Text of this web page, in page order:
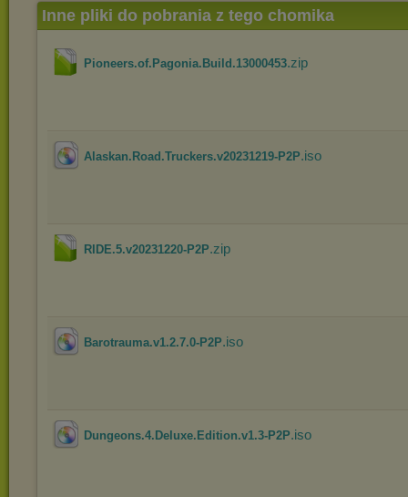
Inne pliki do pobrania z tego chomika
Pioneers.of.Pagonia.Build.13000453.zip
Alaskan.Road.Truckers.v20231219-P2P.iso
RIDE.5.v20231220-P2P.zip
Barotrauma.v1.2.7.0-P2P.iso
Dungeons.4.Deluxe.Edition.v1.3-P2P.iso